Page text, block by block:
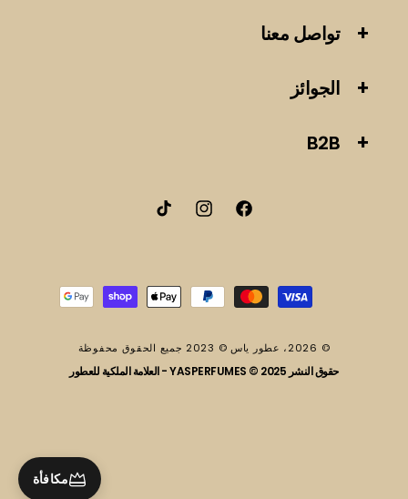
تواصل معنا
الجوائز
B2B
فيسبوكانستقرامتيك
© 2026، عطور ياس © 2023 جميع الحقوق محفوظة
حقوق النشر 2025 © YASPERFUMES - العلامة الملكية للعطور
مكافأة